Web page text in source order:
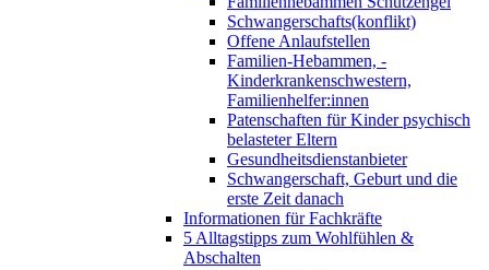
Schwangerschafts(konflikt)
Offene Anlaufstellen
Familien-Hebammen, -
Kinderkrankenschwestern,
Familienhelfer:innen
Patenschaften für Kinder psychisch
belasteter Eltern
Gesundheitsdienstanbieter
Schwangerschaft, Geburt und die
erste Zeit danach
Informationen für Fachkräfte
5 Alltagstipps zum Wohlfühlen &
Abschalten